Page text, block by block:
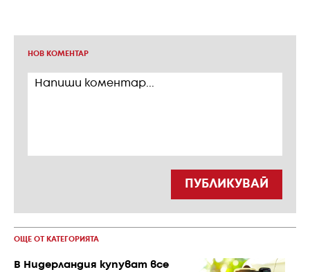
НОВ КОМЕНТАР
ПУБЛИКУВАЙ
ОЩЕ ОТ КАТЕГОРИЯТА
В Нидерландия купуват все